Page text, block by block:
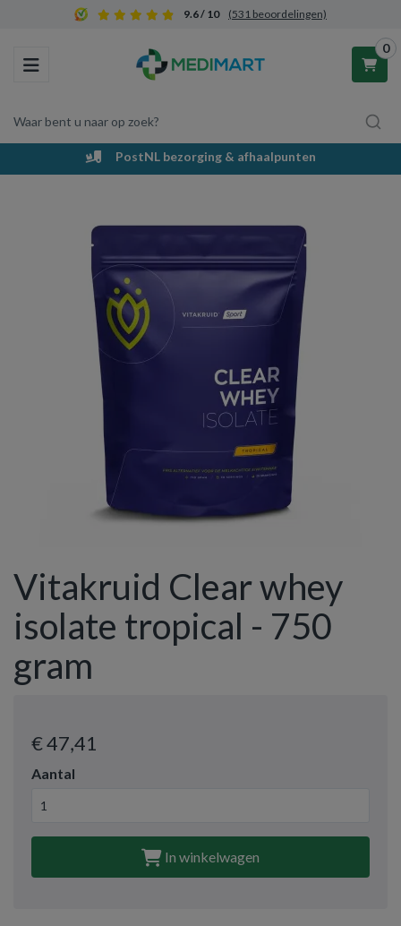
9.6 / 10 (531 beoordelingen)
Toggle navigation
Waar bent u naar op zoek?
0
Winkelwagen
Uw winkelwagen is leeg.
Vul hem met producten.
PostNL bezorging & afhaalpunten
Vitakruid Clear whey
isolate tropical - 750
gram
€ 47,41
Aantal
In winkelwagen